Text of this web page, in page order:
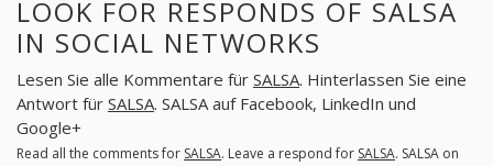
LOOK FOR RESPONDS OF SALSA
IN SOCIAL NETWORKS
Lesen Sie alle Kommentare für SALSA. Hinterlassen Sie eine
Antwort für SALSA. SALSA auf Facebook, LinkedIn und
Google+
Read all the comments for SALSA. Leave a respond for SALSA. SALSA on